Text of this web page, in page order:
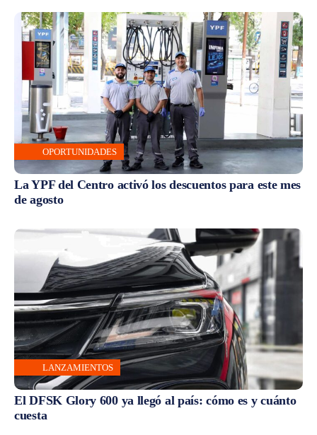
OPORTUNIDADES
La YPF del Centro activó los descuentos para este mes
de agosto
LANZAMIENTOS
El DFSK Glory 600 ya llegó al país: cómo es y cuánto
cuesta